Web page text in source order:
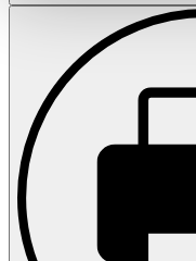
haben oder die sie
gesammelt haben.